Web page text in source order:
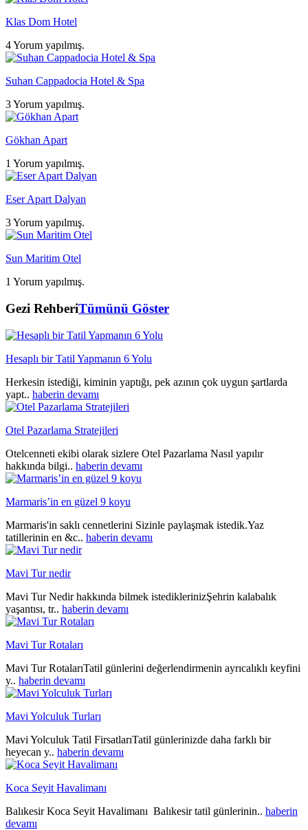
Klas Dom Hotel
4 Yorum yapılmış.
Suhan Cappadocia Hotel & Spa
3 Yorum yapılmış.
Gökhan Apart
1 Yorum yapılmış.
Eser Apart Dalyan
3 Yorum yapılmış.
Sun Maritim Otel
1 Yorum yapılmış.
Gezi RehberiTümünü Göster
Hesaplı bir Tatil Yapmanın 6 Yolu
Herkesin istediği, kiminin yaptığı, pek azının çok uygun şartlarda
yapt.. haberin devamı
Otel Pazarlama Stratejileri
Otelcenneti ekibi olarak sizlere Otel Pazarlama Nasıl yapılır
hakkında bilgi.. haberin devamı
Marmaris’in en güzel 9 koyu
Marmaris'in saklı cennetlerini Sizinle paylaşmak istedik.Yaz
tatillerinin en &c.. haberin devamı
Mavi Tur nedir
Mavi Tur Nedir hakkında bilmek istediklerinizŞehrin kalabalık
yaşantısı, tr.. haberin devamı
Mavi Tur Rotaları
Mavi Tur RotalarıTatil günlerini değerlendirmenin ayrıcalıklı keyfini
y.. haberin devamı
Mavi Yolculuk Turları
Mavi Yolculuk Tatil FirsatlarıTatil günlerinizde daha farklı bir
heyecan y.. haberin devamı
Koca Seyit Havalimanı
Balıkesir Koca Seyit Havalimanı Balıkesir tatil günlerinin.. haberin
devamı